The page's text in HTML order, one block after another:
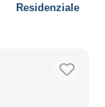
Residenziale